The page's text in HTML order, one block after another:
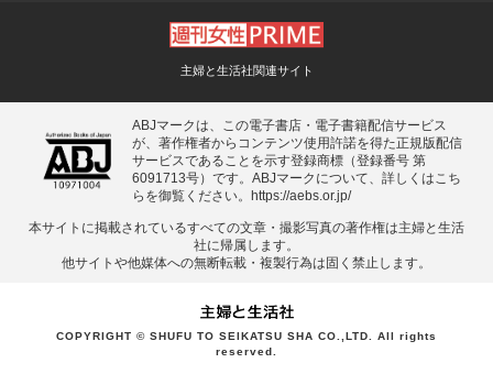
主婦と生活社関連サイト
ABJマークは、この電子書店・電子書籍配信サービス
が、著作権者からコンテンツ使用許諾を得た正規版配信
サービスであることを示す登録商標（登録番号 第
6091713号）です。ABJマークについて、詳しくはこち
らを御覧ください。
https://aebs.or.jp/
本サイトに掲載されているすべての⽂章・撮影写真の著作権は主婦と⽣活
社に帰属します。
他サイトや他媒体への無断転載・複製⾏為は固く禁⽌します。
COPYRIGHT © SHUFU TO SEIKATSU SHA CO.,LTD. All rights
reserved.